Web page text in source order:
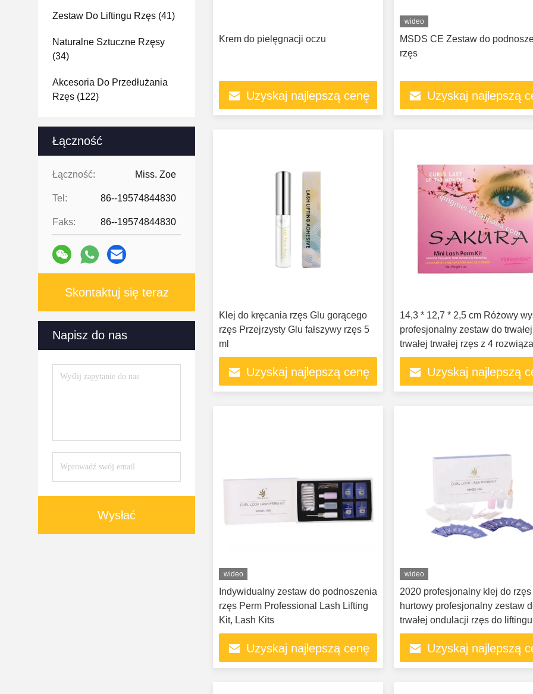
Zestaw Do Liftingu Rzęs (41)
Naturalne Sztuczne Rzęsy
(34)
Akcesoria Do Przedłużania
Rzęs (122)
Łączność
Łączność: Miss. Zoe
Tel: 86--19574844830
Faks: 86--19574844830
Skontaktuj się teraz
Napisz do nas
Wysłać
Krem do pielęgnacji oczu
Uzyskaj najlepszą cenę
wideo
MSDS CE Zestaw do
rzęs
Uzyskaj najlepszą
Klej do kręcania rzęs Glu gorącego
rzęs Przejrzysty Glu fałszywy rzęs 5
ml
Uzyskaj najlepszą cenę
14,3 * 12,7 * 2,5 cm Różowy
profesjonalny zestaw do trwałej
trwałej trwałej rzęs z 4
do trwałej ondulacji
Uzyskaj najlepszą
wideo
Indywidualny zestaw do podnoszenia
rzęs Perm Professional Lash Lifting
Kit, Lash Kits
Uzyskaj najlepszą cenę
wideo
2020 profesjonalny klej do rzęs
hurtowy profesjonalny zestaw
trwałej ondulacji rzęs do
Uzyskaj najlepszą